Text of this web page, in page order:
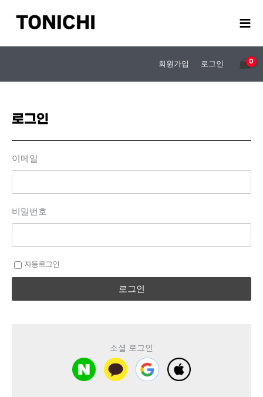
로
뛰
회원가입 로그인
로그인
이메일
비밀번호
자동로그인
로그인
소셜 로그인